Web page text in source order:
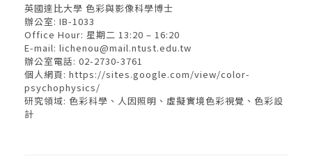
英國達比大學 色彩與影像科學博士
辦公室: IB-1033
Office Hour: 星期二 13:20 – 16:20
E-mail: lichenou@mail.ntust.edu.tw
辦公室電話: 02-2730-3761
個人網頁: https://sites.google.com/view/color-
psychophysics/
研究領域: 色彩科學、人因照明、虛擬實境色彩視覺、色彩設
計